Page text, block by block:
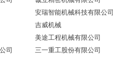
安瑞智能机械科技有限公司
吉威机械
美途工程机械有限公司
司
三一重工股份有限公司